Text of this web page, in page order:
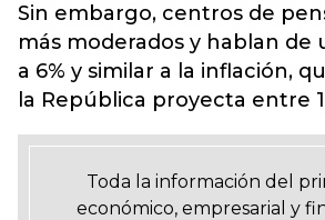
Sin embargo, centros de
más moderados y hablan de
a 6% y similar a la inflación,
la República proyecta entre
Toda la información del
económico, empresarial y